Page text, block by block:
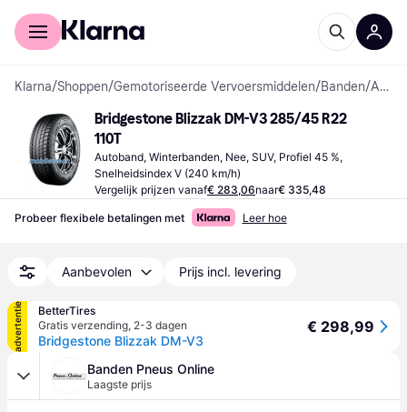
Voor shoppers
Klarna/Shoppen/Gemotoriseerde Vervoersmiddelen/Banden/ Autobanden
Bridgestone Blizzak DM-V3 285/45 R22
110T
Autoband, Winterbanden, Nee, SUV, Profiel 45 %,
Snelheidsindex V (240 km/h)
Vergelijk prijzen vanaf€ 283,06naar€ 335,48
Probeer flexibele betalingen met Leer hoe
Aanbevolen Prijs incl. levering
advertentie
BetterTires
Gratis verzending, 2-3 dagen
Bridgestone Blizzak DM-V3
€ 298,99
Banden Pneus Online
Laagste prijs